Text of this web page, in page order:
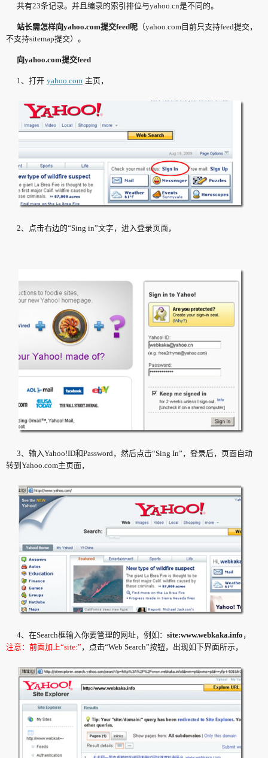
共有23条记录。并且编录的索引排位与yahoo.cn是不同的。
站长需怎样向yahoo.com提交feed呢 （yahoo.com目前只支持feed提交，
不支持sitemap提交）。
向yahoo.com提交feed
1、打开 yahoo.com 主页，
2、点击右边的“Sing in”文字，进入登录页面，
3、输入Yahoo!ID和Password，然后点击“Sing In”，登录后，页面自动
转到Yahoo.com主页面，
4、在Search框输入你要管理的网址，例如： site:www.webkaka.info ，
注意：前面加上“site:” ，点击“Web Search”按钮，出现如下界面所示，